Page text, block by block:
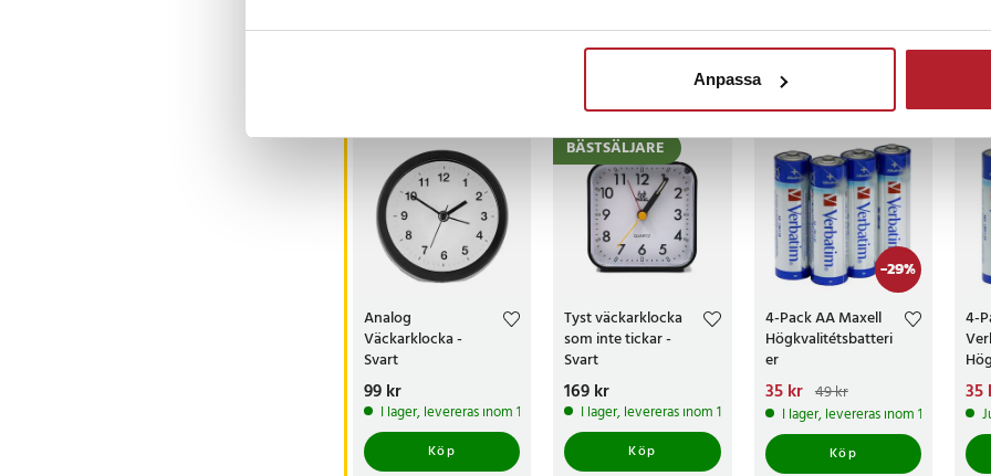
Anpassa
Analog
Väckarklocka -
Svart
Pris:99 kr
99 kr
I lager, levereras inom 1-2 vardagar
Köp
BÄSTSÄLJARE
Tyst väckarklocka
som inte tickar -
Svart
Pris :169 kr
169 kr
I lager, levereras inom 1-2 vardagar
Köp
-29%
4-Pack AA Maxell
Högkvalitétsbatteri
er
Nuvarande pris
35 krTidigare pris:49 kr
35 kr 49 kr
I lager, levereras inom 1-2 vardagar
Köp
4-
35
35